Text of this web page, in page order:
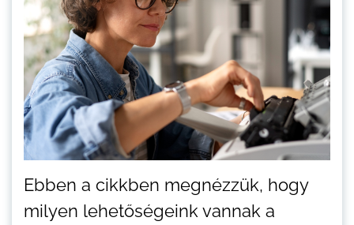
Ebben a cikkben megnézzük, hogy
milyen lehetőségeink vannak a